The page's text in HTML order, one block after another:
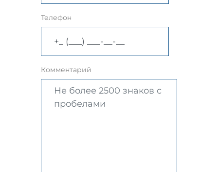
Телефон
Комментарий